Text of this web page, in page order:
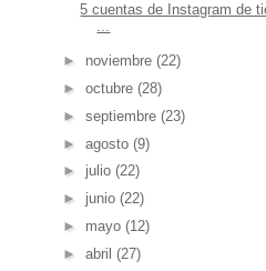
5 cuentas de Instagram de
...
► noviembre (22)
► octubre (28)
► septiembre (23)
► agosto (9)
► julio (22)
► junio (22)
► mayo (12)
► abril (27)